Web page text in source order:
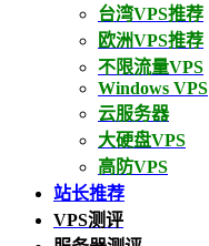
台湾VPS推荐
欧洲VPS推荐
不限流量VPS
Windows VPS
云服务器
大硬盘VPS
高防VPS
站长推荐
VPS测评